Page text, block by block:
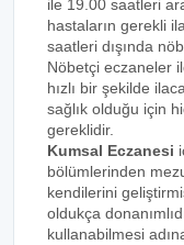
ile 19.00 saatleri
hastaların gerekli
saatleri dışında
Nöbetçi eczaneler
hızlı bir şekilde
sağlık olduğu için
gereklidir.
Kumsal Eczanesi
bölümlerinden
kendilerini
oldukça
kullanabilmesi